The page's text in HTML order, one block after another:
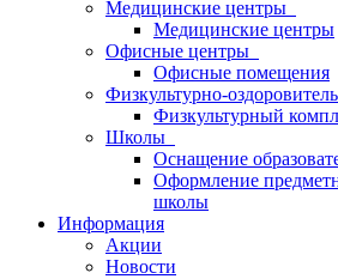
Медицинские центры
Медицинские центры
Офисные центры
Офисные помещения
Физкультурно-
Физкультурный
Школы
Оснащение
Оформление
школы
Информация
Акции
Новости